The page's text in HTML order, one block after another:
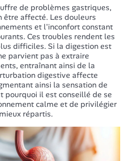
de problèmes gastriques,
être affecté. Les douleurs
et l'inconfort constant
Ces troubles rendent les
difficiles. Si la digestion est
parvient pas à extraire
entraînant ainsi de la
digestive affecte
ainsi la sensation de
pourquoi il est conseillé de se
calme et de privilégier
répartis.